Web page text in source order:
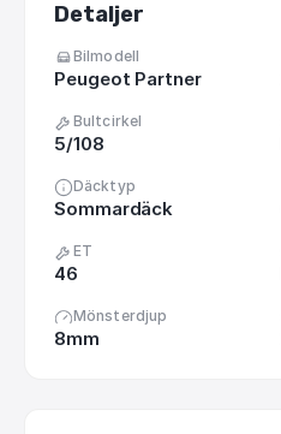
Detaljer
Bilmodell
Peugeot Partner
Bultcirkel
5/108
Däcktyp
Sommardäck
ET
46
Mönsterdjup
8mm